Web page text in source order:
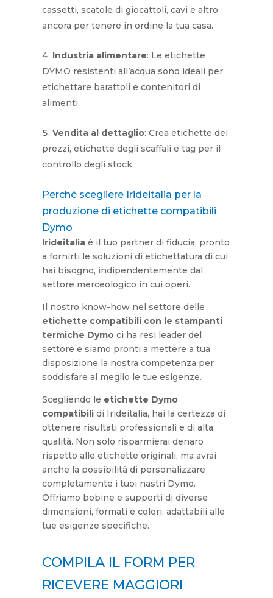
cassetti, scatole di giocattoli, cavi e altro
ancora per tenere in ordine la tua casa.
Industria alimentare: Le etichette
DYMO resistenti all’acqua sono ideali per
etichettare barattoli e contenitori di
alimenti.
Vendita al dettaglio: Crea etichette dei
prezzi, etichette degli scaffali e tag per il
controllo degli stock.
Perché scegliere Irideitalia per la
produzione di etichette compatibili
Dymo
Irideitalia è il tuo partner di fiducia, pronto
a fornirti le soluzioni di etichettatura di cui
hai bisogno, indipendentemente dal
settore merceologico in cui operi.
Il nostro know-how nel settore delle
etichette compatibili con le stampanti
termiche Dymoci ha resi leader del
settore e siamo pronti a mettere a tua
disposizione la nostra competenza per
soddisfare al meglio le tue esigenze.
Scegliendo le etichette Dymo
compatibilidi Irideitalia, hai la certezza di
ottenere risultati professionali e di alta
qualità. Non solo risparmierai denaro
rispetto alle etichette originali, ma avrai
anche la possibilità di personalizzare
completamente i tuoi nastri Dymo.
Offriamo bobine e supporti di diverse
dimensioni, formati e colori, adattabili alle
tue esigenze specifiche.
COMPILA IL FORM PER
RICEVERE MAGGIORI